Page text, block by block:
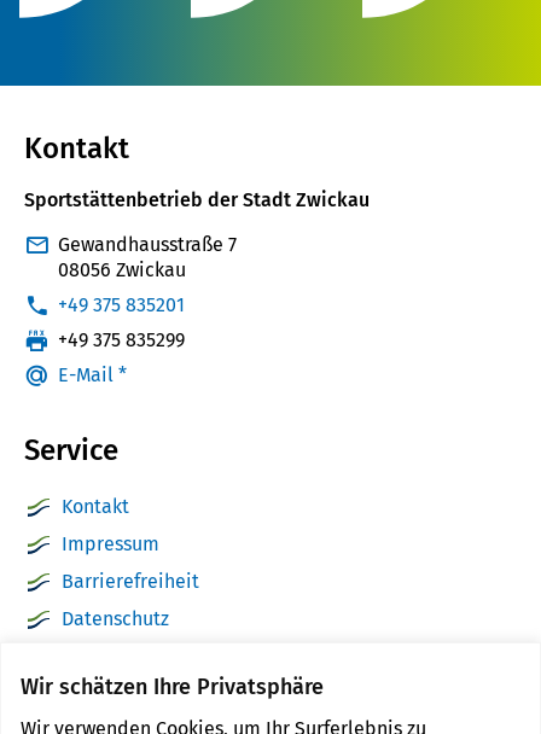
Wir schätzen Ihre Privatsphäre
Wir verwenden Cookies, um Ihr Surferlebnis zu
Kontakt
Sportstättenbetrieb der Stadt Zwickau
Gewandhausstraße 7
08056 Zwickau
:+49 375 835201
:+49 375 835299
E-Mail *
Service
Kontakt
Impressum
Barrierefreiheit
Datenschutz
zwickau.de